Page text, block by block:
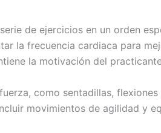
de ejercicios en un orden
la frecuencia cardiaca para
la motivación del
como sentadillas, flexiones
movimientos de agilidad y